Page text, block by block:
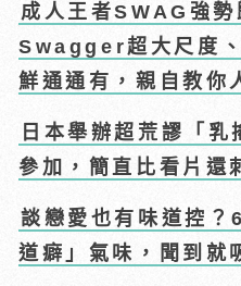
成人王者SWAG強
Swagger超大尺度
鮮通通有，親自教你
日本舉辦超荒謬「
參加，簡直比看片還
談戀愛也有味道控？
道癖」氣味，聞到就